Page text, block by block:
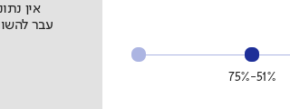
51%-75%
אין
עבר